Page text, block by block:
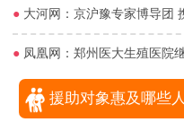
● 大河网：京沪豫专家博导团
● 凤凰网：郑州医大生殖医院
援助对象惠及哪些